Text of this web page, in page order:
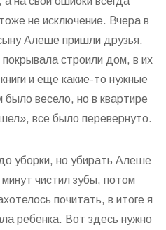
не исключение. Вчера в
Алеше пришли друзья.
строили дом, в их
и еще какие-то нужные
весело, но в квартире
все было перевернуто.
уборки, но убирать Алеше
чистил зубы, потом
почитать, в итоге я
ребенка. Вот здесь нужно